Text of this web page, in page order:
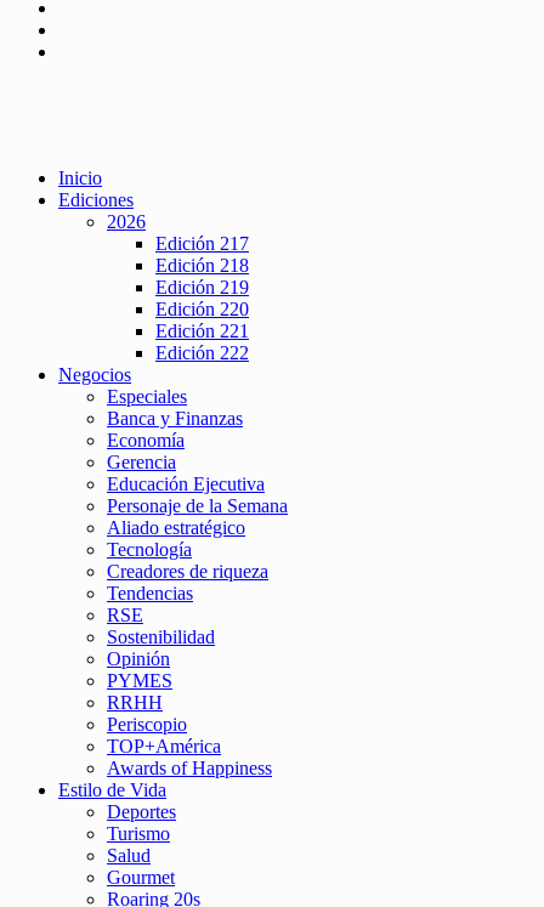
Inicio
Ediciones
2026
Edición 217
Edición 218
Edición 219
Edición 220
Edición 221
Edición 222
Negocios
Especiales
Banca y Finanzas
Economía
Gerencia
Educación Ejecutiva
Personaje de la Semana
Aliado estratégico
Tecnología
Creadores de riqueza
Tendencias
RSE
Sostenibilidad
Opinión
PYMES
RRHH
Periscopio
TOP+América
Awards of Happiness
Estilo de Vida
Deportes
Turismo
Salud
Gourmet
Roaring 20s